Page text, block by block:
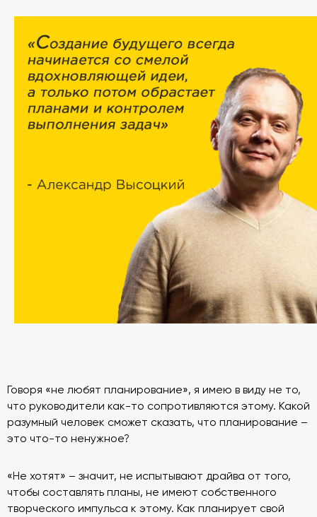
Говоря «не любят планирование», я имею в виду не то,
что руководители как-то сопротивляются этому. Какой
разумный человек сможет сказать, что планирование –
это что-то ненужное?
«Не хотят» – значит, не испытывают драйва от того,
чтобы составлять планы, не имеют собственного
творческого импульса к этому. Как планирует свой